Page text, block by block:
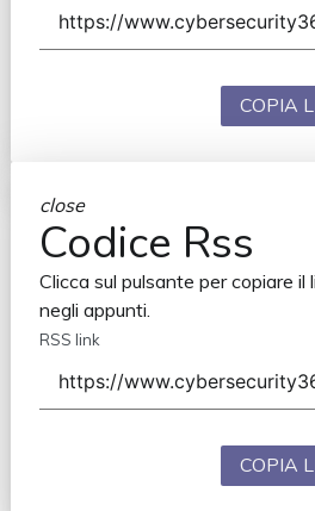
COPIA
close
Codice Rss
Clicca sul pulsante per copiare il
negli appunti.
RSS link
COPIA